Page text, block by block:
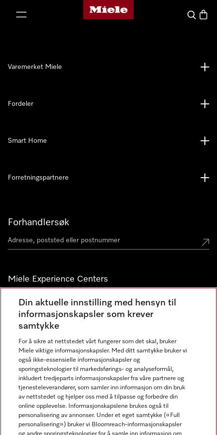
Mieles hjemmeside
Søk
Forhandlersøk
Miele Experience Centers
Miele Experience Center Nesbru
Miele Outlet Nesbru
Nyhetsbrev
Varemerket Miele
Fordeler
Smart Home
Forretningspartnere
Din aktuelle innstilling med hensyn til
informasjonskapsler som krever
samtykke
For å sikre at nettstedet vårt fungerer som det skal, bruker
Miele viktige informasjonskapsler. Med ditt samtykke bruker vi
også ikke-essensielle informasjonskapsler og
sporingsteknologier til markedsførings- og analyseformål,
inkludert tredjeparts informasjonskapsler fra våre partnere og
tjenesteleverandører, som samler inn informasjon om din bruk
av nettstedet og hjelper oss med å tilpasse og forbedre din
online opplevelse. Informasjonskapslene brukes også til
personalisering av annonser. Under et eget samtykke («Full
personalisering») bruker vi Bloomreach-informasjonskapsler